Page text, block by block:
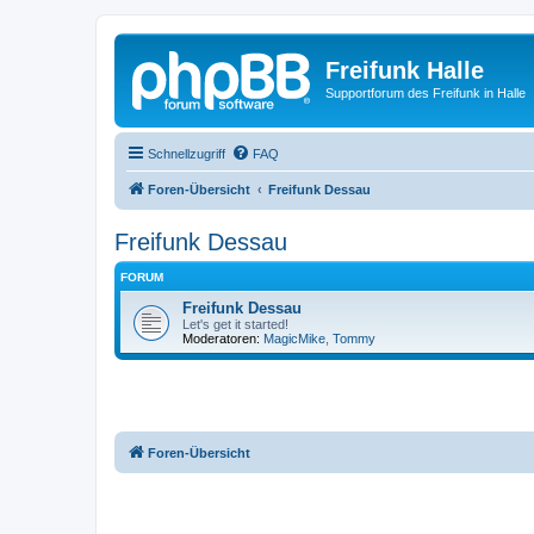
Freifunk Halle
Supportforum des Freifunk in Halle
Schnellzugriff FAQ
Foren-Übersicht Freifunk Dessau
Freifunk Dessau
FORUM
Freifunk Dessau
Let's get it started!
Moderatoren: MagicMike Tommy
Foren-Übersicht